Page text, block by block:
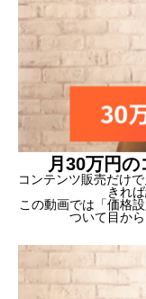
月30万円
コンテンツ販売だけ
きれ
この動画では「価格
ついて目か